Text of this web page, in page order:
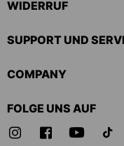
WIDERRUF
SUPPORT UND
COMPANY
FOLGE UNS AUF